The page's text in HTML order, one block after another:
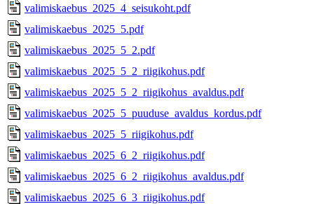
valimiskaebus_2025_4_seisukoht.pdf
valimiskaebus_2025_5.pdf
valimiskaebus_2025_5_2.pdf
valimiskaebus_2025_5_2_riigikohus.pdf
valimiskaebus_2025_5_2_riigikohus_avaldus.pdf
valimiskaebus_2025_5_puuduse_avaldus_kordus.pdf
valimiskaebus_2025_5_riigikohus.pdf
valimiskaebus_2025_6_2_riigikohus.pdf
valimiskaebus_2025_6_2_riigikohus_avaldus.pdf
valimiskaebus_2025_6_3_riigikohus.pdf